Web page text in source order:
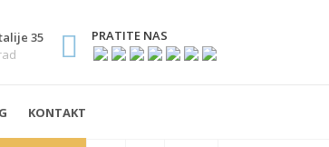
35
PRATITE NAS
KONTAKT